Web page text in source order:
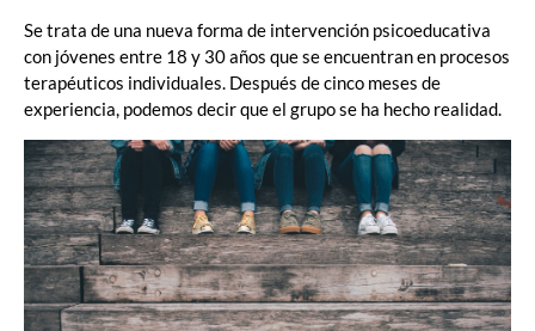
Se trata de una nueva forma de intervención psicoeducativa
con jóvenes entre 18 y 30 años que se encuentran en procesos
terapéuticos individuales. Después de cinco meses de
experiencia, podemos decir que el grupo se ha hecho realidad.